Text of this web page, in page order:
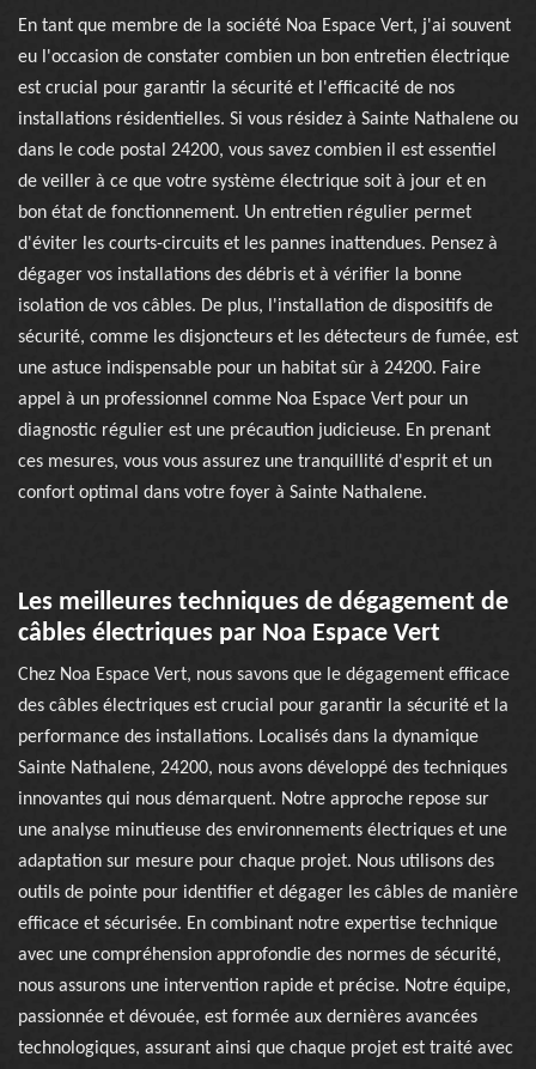
En tant que membre de la société Noa Espace Vert, j'ai souvent
eu l'occasion de constater combien un bon entretien électrique
est crucial pour garantir la sécurité et l'efficacité de nos
installations résidentielles. Si vous résidez à Sainte Nathalene ou
dans le code postal 24200, vous savez combien il est essentiel
de veiller à ce que votre système électrique soit à jour et en
bon état de fonctionnement. Un entretien régulier permet
d'éviter les courts-circuits et les pannes inattendues. Pensez à
dégager vos installations des débris et à vérifier la bonne
isolation de vos câbles. De plus, l'installation de dispositifs de
sécurité, comme les disjoncteurs et les détecteurs de fumée, est
une astuce indispensable pour un habitat sûr à 24200. Faire
appel à un professionnel comme Noa Espace Vert pour un
diagnostic régulier est une précaution judicieuse. En prenant
ces mesures, vous vous assurez une tranquillité d'esprit et un
confort optimal dans votre foyer à Sainte Nathalene.
Les meilleures techniques de dégagement de
câbles électriques par Noa Espace Vert
Chez Noa Espace Vert, nous savons que le dégagement efficace
des câbles électriques est crucial pour garantir la sécurité et la
performance des installations. Localisés dans la dynamique
Sainte Nathalene, 24200, nous avons développé des techniques
innovantes qui nous démarquent. Notre approche repose sur
une analyse minutieuse des environnements électriques et une
adaptation sur mesure pour chaque projet. Nous utilisons des
outils de pointe pour identifier et dégager les câbles de manière
efficace et sécurisée. En combinant notre expertise technique
avec une compréhension approfondie des normes de sécurité,
nous assurons une intervention rapide et précise. Notre équipe,
passionnée et dévouée, est formée aux dernières avancées
technologiques, assurant ainsi que chaque projet est traité avec